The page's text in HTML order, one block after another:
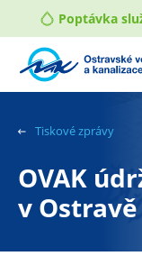
Poptávka
Webové
stránky
míruTiskové zprávy
OVAK
v Ostravě